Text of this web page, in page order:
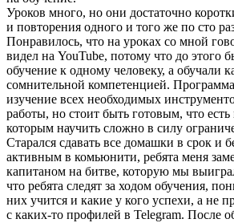
Уроков много, но они достаточно
и повторения одного и того же по сто
Понравилось, что на уроках со мной
видел на YouTube, потому что до этого
обучение к одному человеку, а обучали
сомнительной компетенцией.
изучение всех необходимых
работы, но стоит быть готовым, что есть
которым научить сложно в силу
Старался сдавать все домашки в срок и
активным в комьюнити, ребята меня
капитаном на битве, которую мы
что ребята следят за ходом обучения,
них учится и какие у кого успехи, а не
с каких-то профилей в Telegram. После